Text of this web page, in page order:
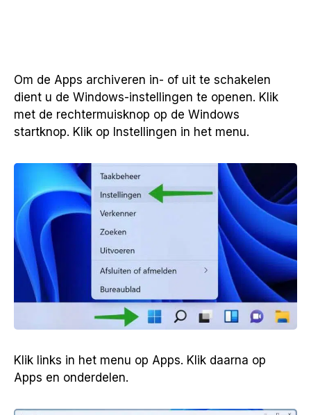
Om de Apps archiveren in- of uit te schakelen
dient u de Windows-instellingen te openen. Klik
met de rechtermuisknop op de Windows
startknop. Klik op Instellingen in het menu.
Klik links in het menu op Apps. Klik daarna op
Apps en onderdelen.